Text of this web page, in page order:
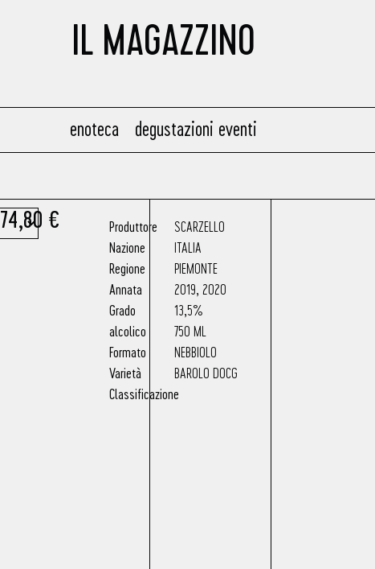
IL MAGAZZINO
enoteca degustazioni eventi
74,80 €
Produttore
Nazione
Regione
Annata
Grado
alcolico
Formato
Varietà
Classificazione
SCARZELLO
ITALIA
PIEMONTE
2019 2020
13,5%
750 ML
NEBBIOLO
BAROLO DOCG